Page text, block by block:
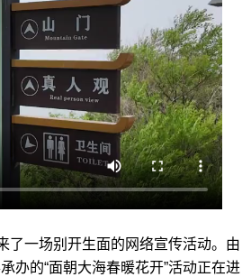
一场别开生面的网络宣传活动。由
办的“面朝大海春暖花开”活动正在进